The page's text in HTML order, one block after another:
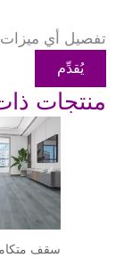
تفصيل أي
يُقدِّم
منتجات
سقف